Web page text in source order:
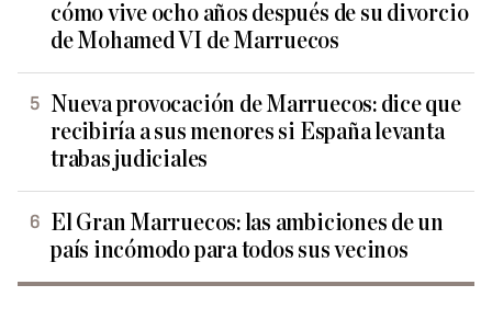
cómo vive ocho años después de su divorcio
de Mohamed VI de Marruecos
Nueva provocación de Marruecos: dice que
recibiría a sus menores si España levanta
trabas judiciales
El Gran Marruecos: las ambiciones de un
país incómodo para todos sus vecinos